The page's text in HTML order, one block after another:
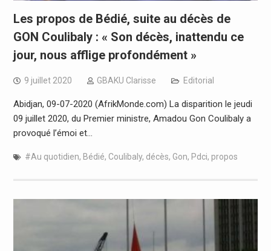
Les propos de Bédié, suite au décès de
GON Coulibaly : « Son décès, inattendu ce
jour, nous afflige profondément »
9 juillet 2020 GBAKU Clarisse Editorial
Abidjan, 09-07-2020 (AfrikMonde.com) La disparition le jeudi
09 juillet 2020, du Premier ministre, Amadou Gon Coulibaly a
provoqué l’émoi et…
#Au quotidien, Bédié, Coulibaly, décès, Gon, Pdci, propos